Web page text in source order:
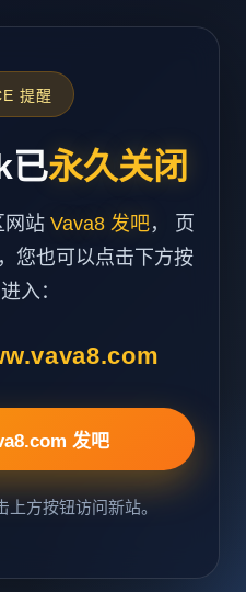
提醒
已永久关闭
网站 Vava8 发吧， 页
您也可以点击下方按
入：
发吧
方按钮访问新站。